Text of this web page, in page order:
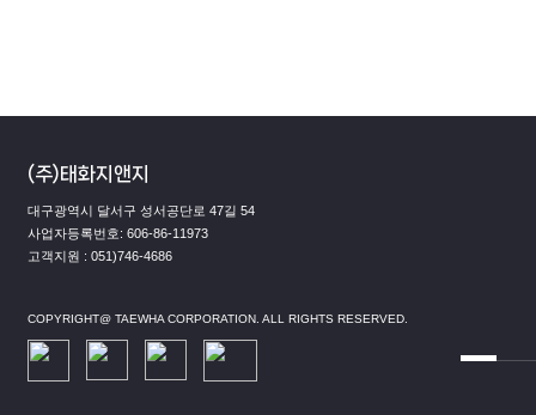
(주)태화지앤지
대구광역시 달서구 성서공단로 47길 54
사업자등록번호: 606-86-11973
고객지원 : 051)746-4686
COPYRIGHT@ TAEWHA CORPORATION. ALL RIGHTS RESERVED.